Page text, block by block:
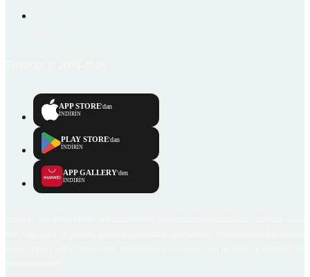
APP STORE'dan
İNDİRİN
PLAY STORE'dan
İNDİRİN
APP GALLERY'den
İNDİRİN